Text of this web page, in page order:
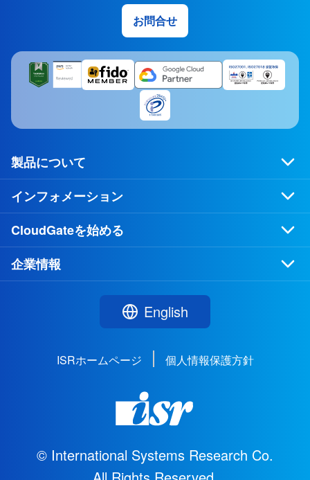
お問合せ
製品について
インフォメーション
CloudGateを始める
企業情報
English
ISRホームページ 個人情報保護方針
© International Systems Research Co.